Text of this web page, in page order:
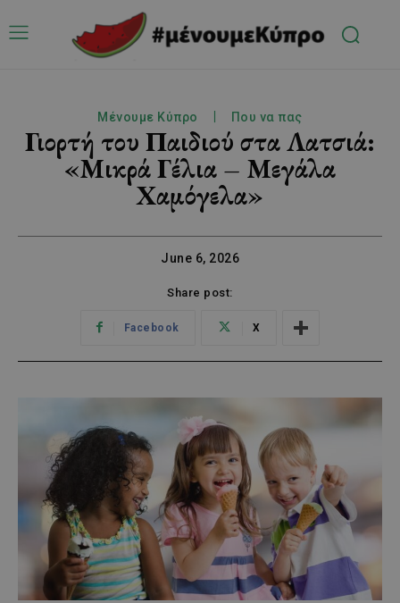
Μένουμε Κύπρο Που να πας
Γιορτή του Παιδιού στα Λατσιά:
«Μικρά Γέλια – Μεγάλα
Χαμόγελα»
June 6, 2026
Share post:
Facebook X